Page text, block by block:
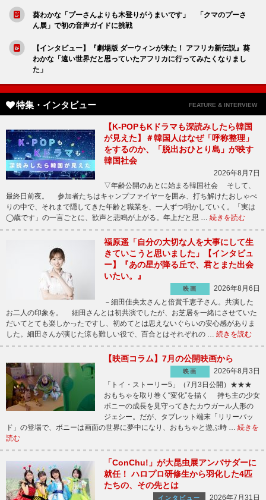
葵わかな「プーさんよりも木登りがうまいです」 「クマのプーさ
ん展」で初の音声ガイドに挑戦
【インタビュー】『劇場版 ダーウィンが来た！ アフリカ新伝説』葵
わかな「遠い世界だと思っていたアフリカに行ってみたくなりまし
た」
特集・インタビュー FEATURE & INTERVIEW
【K-POPもKドラマも深読みしたら韓国
が見えた】＃韓国人はなぜ「呼称整理」
をするのか、「脱出おひとり島」が映す
韓国社会
2026年8月7日
▽年齢公開のあとに始まる韓国社会 そして、
最終日前夜。 参加者たちはキャンプファイヤーを囲み、打ち解けたおしゃべ
りの中で、それまで隠してきた年齢と職業を、一人ずつ明かしていく。「実は
◯歳です」の一言ごとに、歓声と悲鳴が上がる。年上だと思 … 続きを読む
福原遥「自分の大切な人を大事にして生
きていこうと思いました」【インタビュ
ー】『あの星が降る丘で、君とまた出会
いたい。』
映画
2026年8月6日
－細田佳央太さんと倍賞千恵子さん。共演した
お二人の印象を。 細田さんとは初共演でしたが、お芝居を一緒にさせていた
だいてとても楽しかったですし、初めてとは思えないぐらいの安心感がありま
した。細田さんが演じた涼も難しい役で、百合とはそれぞれの … 続きを読む
【映画コラム】7月の公開映画から
映画
2026年8月3日
「トイ・ストーリー5」（7月3日公開）★★★
おもちゃを取り巻く“変化”を描く 持ち主の少女
ボニーの成長を見守ってきたカウガール人形の
ジェシー。だが、タブレット端末「リリーパッ
ド」の登場で、ボニーは画面の世界に夢中になり、おもちゃと遊ぶ時 … 続きを
読む
「ConChu!」が大昆虫展アンバサダーに
就任！ ハロプロ研修生から羽化した4匹
たちの、その先とは
インタビュー
2026年7月31日